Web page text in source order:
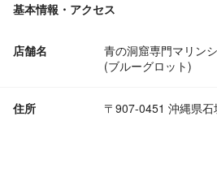
基本情報・アクセス
店舗名
青の洞窟専門マリン
(ブルーグロット)
住所 〒907-0451 沖縄県